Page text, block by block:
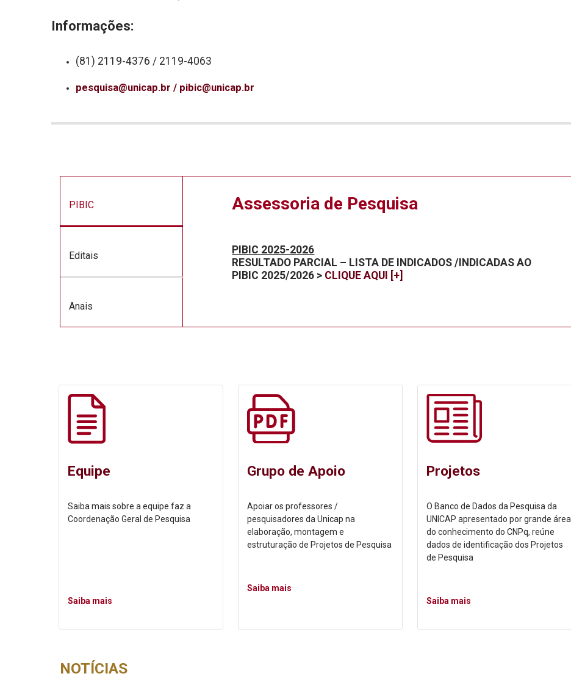
Informações:
(81) 2119-4376 / 2119-4063
pesquisa@unicap.br / pibic@unicap.br
PIBIC
Editais
Anais
Assessoria de Pesquisa
PIBIC 2025-2026
RESULTADO PARCIAL – LISTA DE INDICADOS /INDICADAS AO
PIBIC 2025/2026 > CLIQUE AQUI [+]
Equipe
Saiba mais sobre a equipe faz a
Coordenação Geral de Pesquisa
Saiba mais
Grupo de Apoio
Apoiar os professores /
pesquisadores da Unicap na
elaboração, montagem e
estruturação de Projetos de Pesquisa
Saiba mais
Projetos
O Banco de Dados da Pesquisa da
UNICAP apresentado por grande área
do conhecimento do CNPq, reúne
dados de identificação dos Projetos
de Pesquisa
Saiba mais
NOTÍCIAS